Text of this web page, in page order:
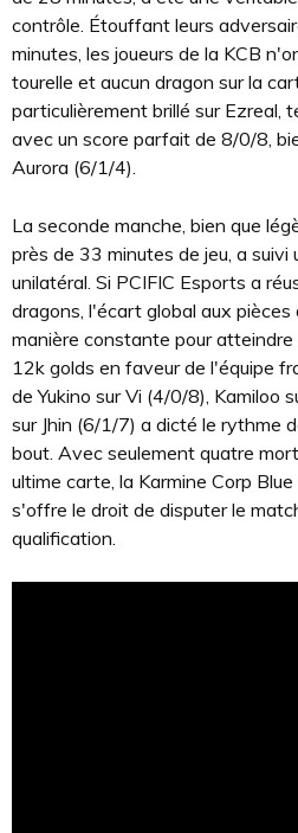
contrôle. Étouffant leurs
minutes, les joueurs de la KCB
tourelle et aucun dragon sur la
particulièrement brillé sur Ezreal,
avec un score parfait de 8/0/8,
Aurora (6/1/4).
La seconde manche, bien que
près de 33 minutes de jeu, a suivi
unilatéral. Si PCIFIC Esports a
dragons, l'écart global aux
manière constante pour
12k golds en faveur de l'équipe
de Yukino sur Vi (4/0/8), Kamiloo
sur Jhin (6/1/7) a dicté le rythme
bout. Avec seulement quatre
ultime carte, la Karmine Corp
s'offre le droit de disputer le
qualification.